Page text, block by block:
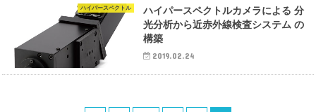
ハイパースペクトル
ハイパースペクトルカメラによる 分
光分析から近赤外線検査システム の
構築
2019.02.24